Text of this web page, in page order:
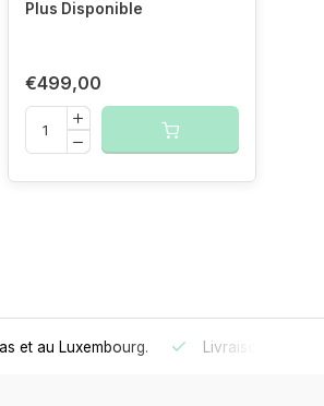
Plus Disponible
€499,00
Livraison ultra-rapideau Benelux